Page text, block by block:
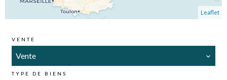
Leaflet
VENTE
Vente
TYPE DE BIENS